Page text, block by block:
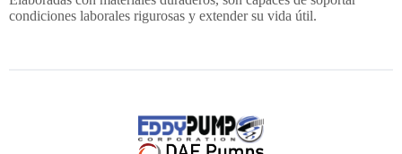
condiciones laborales rigurosas y extender su vida útil.